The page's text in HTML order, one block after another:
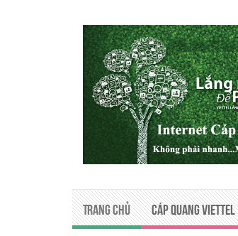
Trang chủ Cáp quang viettel